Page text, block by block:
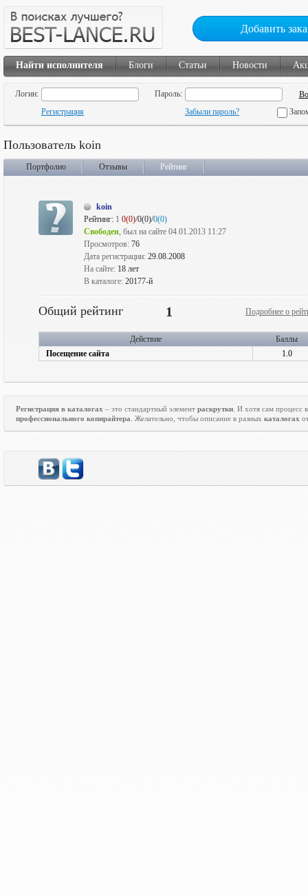
Добавить
Найти исполнителя Блоги Статьи Новости
Логин:
Пароль:
Регистрация
Забыли пароль?
Пользователь koin
Портфолио Отзывы Рейтинг
koin
Рейтинг: 1 0(0)/0(0)/0(0)
Свободен, был на сайте 04.01.2013 11:27
Просмотров: 76
Дата регистрации: 29.08.2008
На сайте: 18 лет
В каталоге: 20177-й
Общий рейтинг 1 Подробнее о
Действие
Баллы
Посещение сайта
1.0
Регистрация в каталогах – это стандартный элемент раскрутки . И хотя сам процесс
профессионального копирайтера . Желательно, чтобы описание в разных каталогах